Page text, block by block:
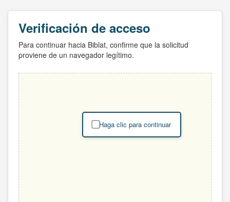
Verificación de acceso
Para continuar hacia Biblat, confirme que la solicitud
proviene de un navegador legítimo.
Haga clic para continuar